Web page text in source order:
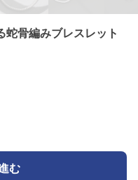
蛇骨編みブレスレット
む